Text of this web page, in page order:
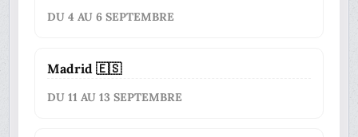
DU 4 AU 6 SEPTEMBRE
Madrid 🇪🇸
DU 11 AU 13 SEPTEMBRE